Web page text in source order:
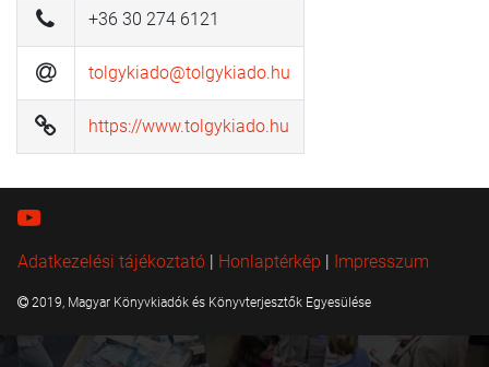
+36 30 274 6121
tolgykiado@tolgykiado.hu
https://www.tolgykiado.hu
Adatkezelési tájékoztató | Honlaptérkép | Impresszum
2019, Magyar Könyvkiadók és Könyvterjesztők Egyesülése